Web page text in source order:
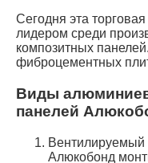
Сегодня эта
лидером среди
композитных
фиброцементных
Виды
панелей
Вентилируемый
Алюкобонд